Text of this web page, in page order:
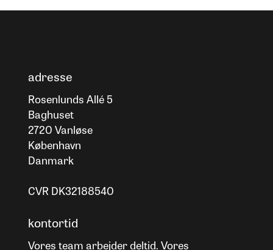
adresse
Rosenlunds Allé 5
Baghuset
2720 Vanløse
København
Danmark
CVR DK32188540
kontortid
Vores team arbejder deltid. Vores